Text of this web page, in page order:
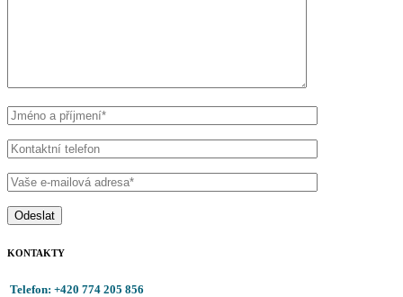
Odeslat
KONTAKTY
Telefon: +420 774 205 856